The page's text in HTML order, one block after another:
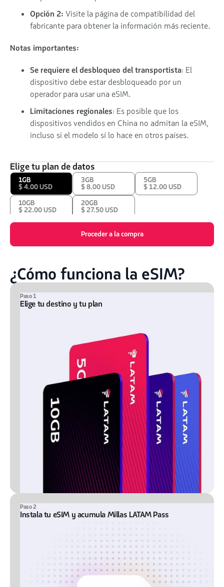
Opción 2: Visite la página de compatibilidad del
fabricante para obtener la información más reciente.
Notas importantes:
Se requiere el desbloqueo del transportista: El
dispositivo debe estar desbloqueado por un
operador para usar una eSIM.
Limitaciones regionales: Es posible que los
dispositivos vendidos en China no admitan la eSIM,
incluso si el modelo sí lo hace en otros países.
Elige tu plan de datos
1GB
$ 4.00 USD
3GB
$ 8.00 USD
5GB
$ 12.00 USD
10GB
$ 22.00 USD
20GB
$ 27.50 USD
Proceder a la compra
¿Cómo funciona la eSIM?
Paso 1
Elige tu destino y tu plan
Paso 2
Instala tu eSIM y acumula Millas LATAM Pass